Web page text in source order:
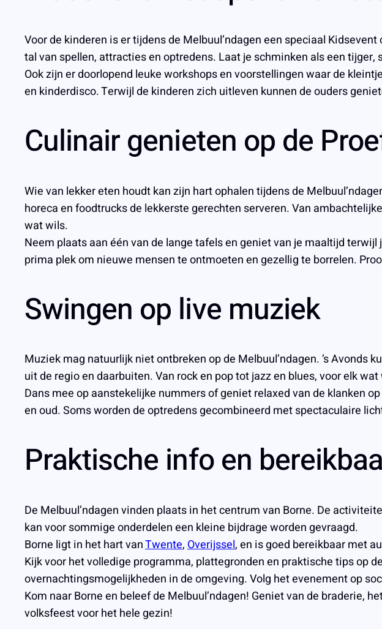
Voor de kinderen is er tijdens de Melbuul’ndagen een speciaal
tal van spellen, attracties en optredens. Laat je schminken als een
Ook zijn er doorlopend leuke workshops en voorstellingen waar de
en kinderdisco. Terwijl de kinderen zich uitleven kunnen de ouders
Culinair genieten op de
Wie van lekker eten houdt kan zijn hart ophalen tijdens de
horeca en foodtrucks de lekkerste gerechten serveren. Van
wat wils.
Neem plaats aan één van de lange tafels en geniet van je maaltijd
prima plek om nieuwe mensen te ontmoeten en gezellig te borrelen.
Swingen op live muziek
Muziek mag natuurlijk niet ontbreken op de Melbuul’ndagen. ’s
uit de regio en daarbuiten. Van rock en pop tot jazz en blues, voor elk wat
Dans mee op aanstekelijke nummers of geniet relaxed van de klanken
en oud. Soms worden de optredens gecombineerd met spectaculaire
Praktische info en
De Melbuul’ndagen vinden plaats in het centrum van Borne. De
kan voor sommige onderdelen een kleine bijdrage worden gevraagd.
Borne ligt in het hart vanTwente,Overijssel, en is goed bereikbaar met
Kijk voor het volledige programma, plattegronden en praktische tips op
overnachtingsmogelijkheden in de omgeving. Volg het evenement op
Kom naar Borne en beleef de Melbuul’ndagen! Geniet van de braderie,
volksfeest voor het hele gezin!